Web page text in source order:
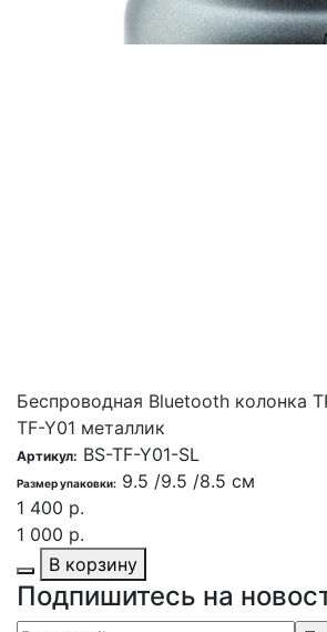
Беспроводная Bluetooth колонка
TF-Y01 металлик
Артикул: BS-TF-Y01-SL
Размер упаковки: 9.5 /9.5 /8.5 см
1 400 р.
1 000 р.
В корзину
Подпишитесь на